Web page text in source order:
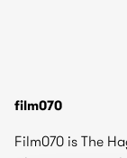
film070
Film070 is The